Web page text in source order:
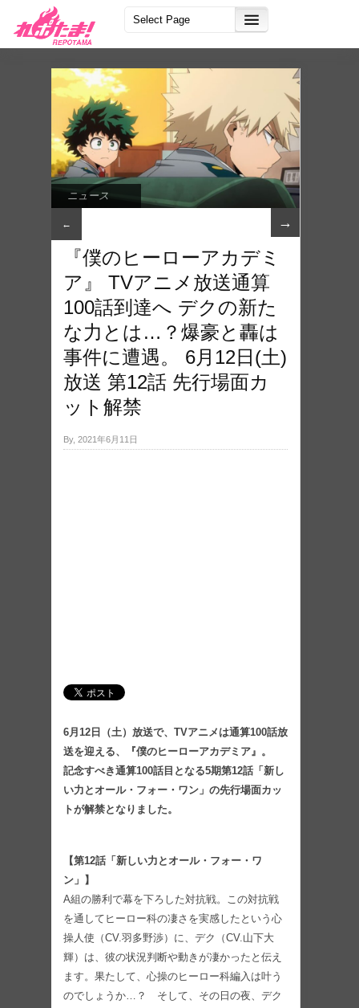
ニュース
← →
『僕のヒーローアカデミ
ア』 TVアニメ放送通算
100話到達へ デクの新た
な力とは…？爆豪と轟は
事件に遭遇。 6月12日(土)
放送 第12話 先行場面カ
ット解禁
By, 2021年6月11日
6月12日（土）放送で、TVアニメは通算100話放
送を迎える、『僕のヒーローアカデミア』。
記念すべき通算100話目となる5期第12話「新し
い力とオール・フォー・ワン」の先行場面カッ
トが解禁となりました。
【第12話「新しい力とオール・フォー・ワ
ン」】
A組の勝利で幕を下ろした対抗戦。この対抗戦
を通してヒーロー科の凄さを実感したという心
操人使（CV.羽多野渉）に、デク（CV.山下大
輝）は、彼の状況判断や動きが凄かったと伝え
ます。果たして、心操のヒーロー科編入は叶う
のでしょうか…？ そして、その日の夜、デク